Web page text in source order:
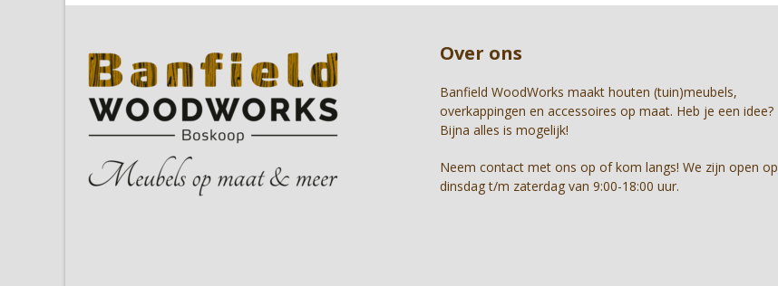
the
first
Over ons
Banfield WoodWorks maakt houten (tuin)meubels,
overkappingen en accessoires op maat. Heb je een idee?
Bijna alles is mogelijk!
Neem contact met ons op of kom langs! We zijn open op
dinsdag t/m zaterdag van 9:00-18:00 uur.